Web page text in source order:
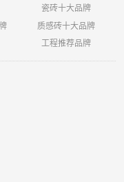
瓷砖十大品牌
质感砖十大品牌
工程推荐品牌